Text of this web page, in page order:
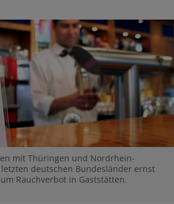
mit Thüringen und Nordrhein-
deutschen Bundesländer ernst
Rauchverbot in Gaststätten.